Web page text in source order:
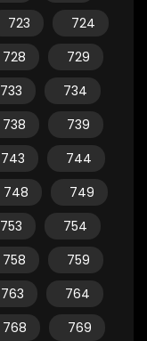
723
724
728
729
733
734
738
739
743
744
748
749
753
754
758
759
763
764
768
769